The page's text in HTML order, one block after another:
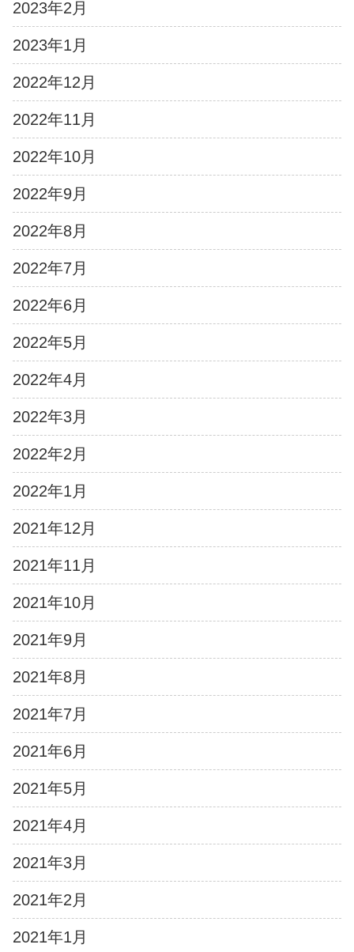
2023年2月
2023年1月
2022年12月
2022年11月
2022年10月
2022年9月
2022年8月
2022年7月
2022年6月
2022年5月
2022年4月
2022年3月
2022年2月
2022年1月
2021年12月
2021年11月
2021年10月
2021年9月
2021年8月
2021年7月
2021年6月
2021年5月
2021年4月
2021年3月
2021年2月
2021年1月